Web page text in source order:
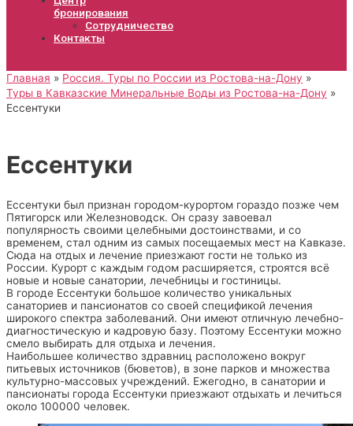
бронирования
Сотрудничество
Контакты
Главная
Россия. Туры по России из Ростова-на-Дону
Туры в Кавказские Минеральные Воды из Ростова-на-Дону
Ессентуки
Ессентуки
Ессентуки был признан городом-курортом гораздо позже чем
Пятигорск или Железноводск. Он сразу завоевал
популярность своими целебными достоинствами, и со
временем, стал одним из самых посещаемых мест на Кавказе.
Сюда на отдых и лечение приезжают гости не только из
России. Курорт с каждым годом расширяется, строятся всё
новые и новые санатории, лечебницы и гостиницы.
В городе Ессентуки большое количество уникальных
санаториев и пансионатов со своей спецификой лечения
широкого спектра заболеваний. Они имеют отличную лечебно-
диагностическую и кадровую базу. Поэтому Ессентуки можно
смело выбирать для отдыха и лечения.
Наибольшее количество здравниц расположено вокруг
питьевых источников (бюветов), в зоне парков и множества
культурно-массовых учреждений. Ежегодно, в санатории и
пансионаты города Ессентуки приезжают отдыхать и лечиться
около 100000 человек.